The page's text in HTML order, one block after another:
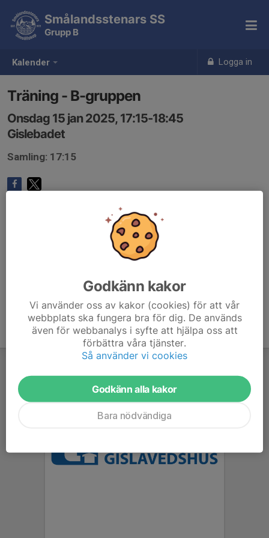
Kalender Logga in
Smålandsstenars SS
Grupp B
Träning - B-gruppen
Onsdag 15 jan 2025, 17:15-18:45
Gislebadet
Samling: 17:15
Godkänn kakor
Vi använder oss av kakor (cookies) för att vår
webbplats ska fungera bra för dig. De används
även för webbanalys i syfte att hjälpa oss att
förbättra våra tjänster.
Så använder vi cookies
Godkänn alla kakor
Bara nödvändiga